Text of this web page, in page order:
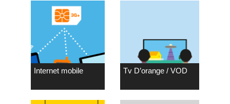
Internet mobile Tv D’orange / VOD